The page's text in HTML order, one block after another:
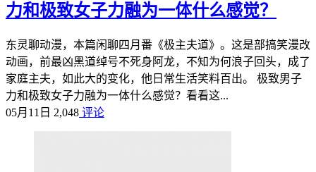
力和极致女子力融为一体什么感觉？
东灵聊动漫，本篇闲聊四月番《极主夫道》。这是部搞笑漫改
动画，前最凶黑道绰号不死身阿龙，不知为何浪子回头，成了
家庭主夫，如此大的变化，他日常生活笑料百出。 极致男子
力和极致女子力融为一体什么感觉？看看这...
05月11日 2,048 评论